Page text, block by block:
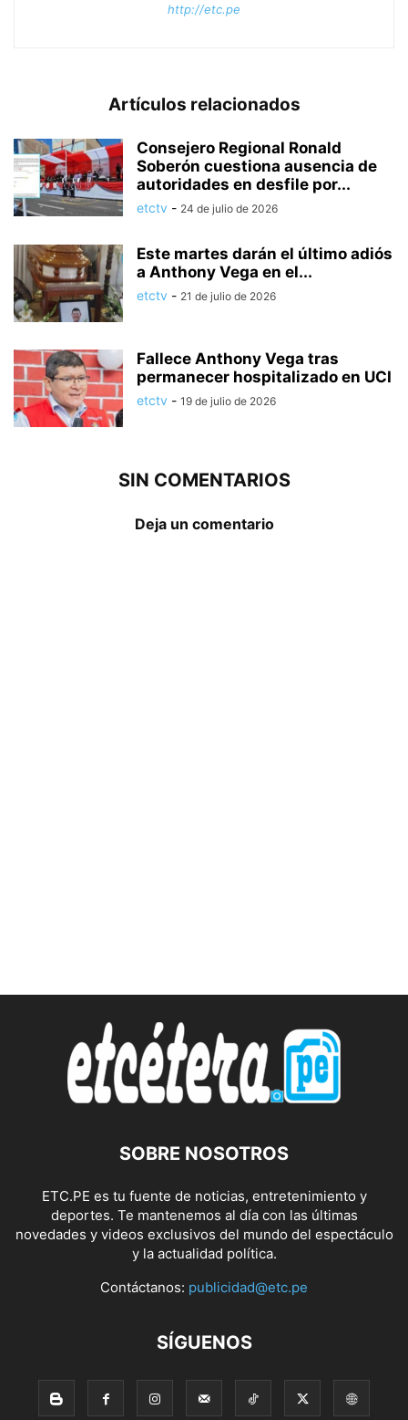
http://etc.pe
Artículos relacionados
Consejero Regional Ronald
Soberón cuestiona ausencia de
autoridades en desfile por...
etctv - 24 de julio de 2026
Este martes darán el último adiós
a Anthony Vega en el...
etctv - 21 de julio de 2026
Fallece Anthony Vega tras
permanecer hospitalizado en UCI
etctv - 19 de julio de 2026
SIN COMENTARIOS
Deja un comentario
SOBRE NOSOTROS
ETC.PE es tu fuente de noticias, entretenimiento y
deportes. Te mantenemos al día con las últimas
novedades y videos exclusivos del mundo del espectáculo
y la actualidad política.
Contáctanos: publicidad@etc.pe
SÍGUENOS